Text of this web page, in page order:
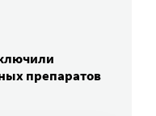
препаратов